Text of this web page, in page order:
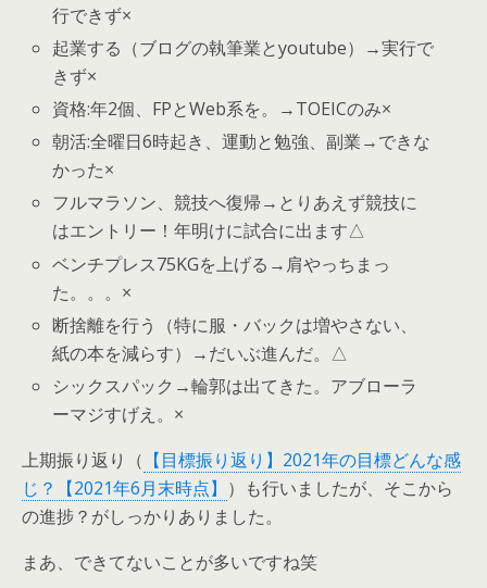
行できず×
起業する（ブログの執筆業とyoutube）→実行で
きず×
資格:年2個、FPとWeb系を。→TOEICのみ×
朝活:全曜日6時起き、運動と勉強、副業→できな
かった×
フルマラソン、競技へ復帰→とりあえず競技に
はエントリー！年明けに試合に出ます△
ベンチプレス75KGを上げる→肩やっちまっ
た。。。×
断捨離を行う（特に服・バックは増やさない、
紙の本を減らす）→だいぶ進んだ。△
シックスパック→輪郭は出てきた。アブローラ
ーマジすげえ。×
上期振り返り（ 【目標振り返り】2021年の目標どんな感
じ？【2021年6月末時点】 ）も行いましたが、そこから
の進捗？がしっかりありました。
まあ、できてないことが多いですね笑